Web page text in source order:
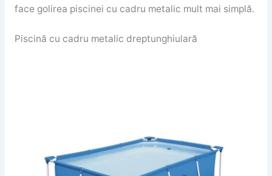
face golirea piscinei cu cadru metalic mult mai simplă.
Piscină cu cadru metalic dreptunghiulară